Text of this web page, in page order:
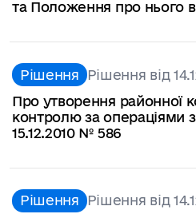
та Положення про нього
Рішення Рішення від
Про утворення районної
контролю за операціями
15.12.2010 № 586
Рішення Рішення від